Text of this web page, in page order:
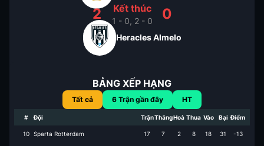
2 Kết thúc
1 - 0, 2 - 0 0
Heracles Almelo
BẢNG XẾP HẠNG
Tất cả 6 Trận gần đây HT
# Đội TrậnThắngHoà Thua Vào Bại Điểm
10 Sparta Rotterdam 17 7 2 8 18 31 -13